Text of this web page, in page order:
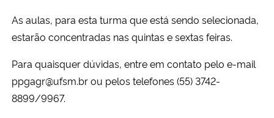
As aulas, para esta turma que está sendo selecionada,
estarão concentradas nas quintas e sextas feiras.
Para quaisquer dúvidas, entre em contato pelo e-mail
ppgagr@ufsm.br ou pelos telefones (55) 3742-
8899/9967.